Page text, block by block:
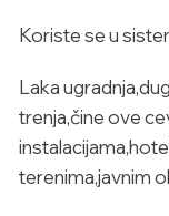
Koriste se u
Laka
trenja,čine ove
terenima,javnim